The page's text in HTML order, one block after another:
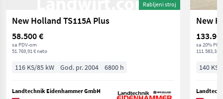
Rabljeni stroj
New Holland TS115A Plus
58.500 €
sa PDV-om
51.769,91 € neto
116 KS/85 kW God. pr. 2004 6800 h
Landtechnik Eidenhammer GmbH
sa 20%
111.583,33
140